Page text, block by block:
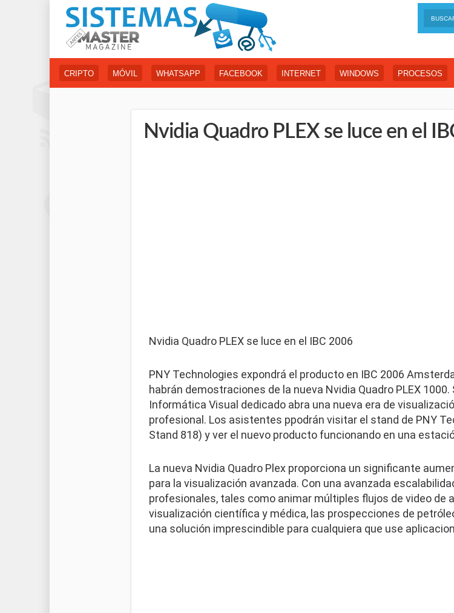
CRIPTO MÓVIL WHATSAPP FACEBOOK INTERNET WINDOWS PROCESOS
Nvidia Quadro PLEX se luce en el
Nvidia Quadro PLEX se luce en el IBC 2006
PNY Technologies expondrá el producto en IBC 2006
habrán demostraciones de la nueva Nvidia Quadro PLEX
Informática Visual dedicado abra una nueva era de
profesional. Los asistentes ppodrán visitar el stand de PNY
Stand 818) y ver el nuevo producto funcionando en una
La nueva Nvidia Quadro Plex proporciona un significante
para la visualización avanzada. Con una avanzada
profesionales, tales como animar múltiples flujos de video de
visualización científica y médica, las prospecciones de
una solución imprescindible para cualquiera que use